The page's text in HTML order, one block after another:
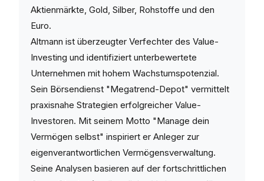
Aktienmärkte, Gold, Silber, Rohstoffe und den
Euro.
Altmann ist überzeugter Verfechter des Value-
Investing und identifiziert unterbewertete
Unternehmen mit hohem Wachstumspotenzial.
Sein Börsendienst "Megatrend-Depot" vermittelt
praxisnahe Strategien erfolgreicher Value-
Investoren. Mit seinem Motto "Manage dein
Vermögen selbst" inspiriert er Anleger zur
eigenverantwortlichen Vermögensverwaltung.
Seine Analysen basieren auf der fortschrittlichen